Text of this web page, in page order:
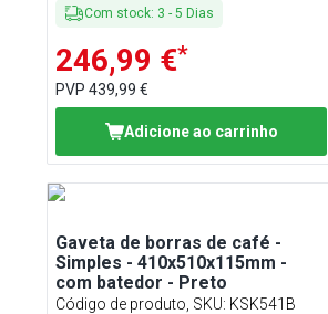
lavar louça subterrâneas
Com stock: 3 - 5 Dias
246,99 €*
PVP 439,99 €
Adicione ao carrinho
Gaveta de borras de café -
Simples - 410x510x115mm -
com batedor - Preto
Código de produto, SKU: KSK541B